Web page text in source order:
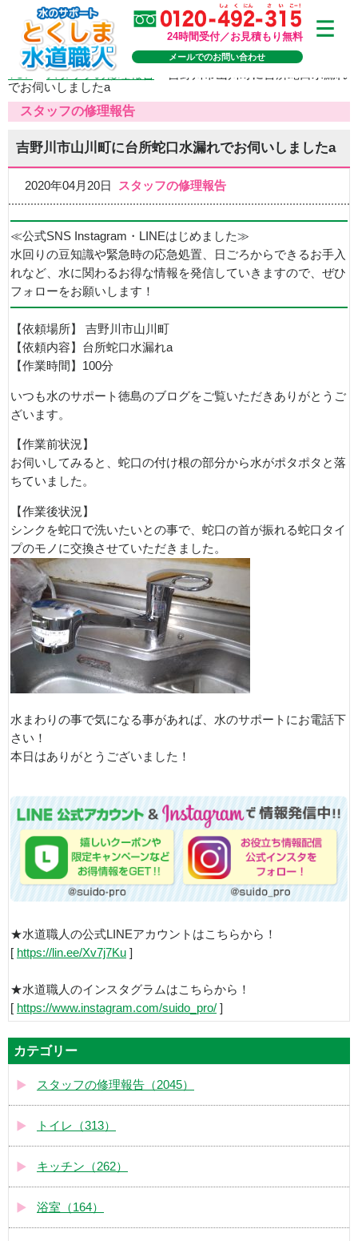
24時間受付／お見積もり無料
メールでのお問い合わせ
TOP>スタッフの修理報告
でお伺いしましたa
スタッフの修理報告
吉野川市山川町に台所蛇口水漏れでお伺いしましたa
2020年04月20日 スタッフの修理報告
≪公式SNS Instagram・LINEはじめました≫
水回りの豆知識や緊急時の応急処置、日ごろからできるお手入
れなど、水に関わるお得な情報を発信していきますので、ぜひ
フォローをお願いします！
【依頼場所】 吉野川市山川町
【依頼内容】台所蛇口水漏れa
【作業時間】100分
いつも水のサポート徳島のブログをご覧いただきありがとうご
ざいます。
【作業前状況】
お伺いしてみると、蛇口の付け根の部分から水がポタポタと落
ちていました。
【作業後状況】
シンクを蛇口で洗いたいとの事で、蛇口の首が振れる蛇口タイ
プのモノに交換させていただきました。
水まわりの事で気になる事があれば、水のサポートにお電話下
さい！
本日はありがとうございました！
★水道職人の公式LINEアカウントはこちらから！
[ https://lin.ee/Xv7j7Ku ]
★水道職人のインスタグラムはこちらから！
[ https://www.instagram.com/suido_pro/ ]
カテゴリー
スタッフの修理報告（2045）
トイレ（313）
キッチン（262）
浴室（164）